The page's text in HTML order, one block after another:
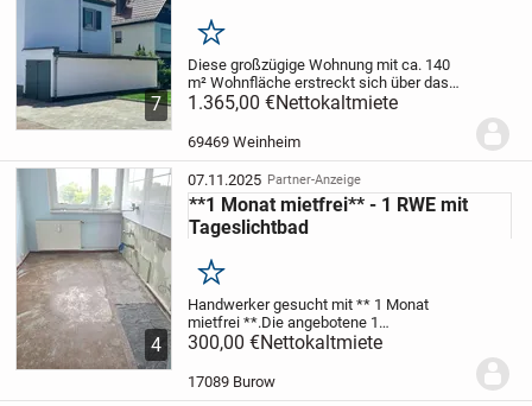
7
Merken
Diese großzügige Wohnung mit ca. 140
m² Wohnfläche erstreckt sich über das
Obergeschoss und Dachgeschoss und
bietet damit viel Platz für die ganze
Familie.Die Wohnung überzeugt durch
ihre durchdacht...
1.365,00 €Nettokaltmiete
69469 Weinheim
4
07.11.2025 Partner-Anzeige
**1 Monat mietfrei** - 1 RWE mit
Tageslichtbad
Merken
Handwerker gesucht mit ** 1 Monat
mietfrei **.Die angebotene 1
Raumwohnung befindet sich in einem
helles Tageslichtbad mit Wanne ist das
300,00 €Nettokaltmiete
17089 Burow